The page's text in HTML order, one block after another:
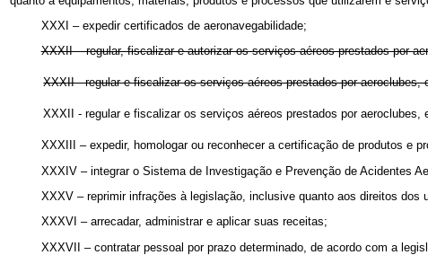
XXXI – expedir certificados de aeronavegabilidade;
XXXII – regular, fiscalizar e autorizar os serviços aéreos prestados por
XXXII - regular e fiscalizar os serviços aéreos prestados por
XXXII - regular e fiscalizar os serviços aéreos prestados por
XXXIII – expedir, homologar ou reconhecer a certificação de produtos e
XXXIV – integrar o Sistema de Investigação e Prevenção de Acidentes
XXXV – reprimir infrações à legislação, inclusive quanto aos direitos dos
XXXVI – arrecadar, administrar e aplicar suas receitas;
XXXVII – contratar pessoal por prazo determinado, de acordo com a